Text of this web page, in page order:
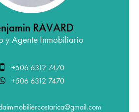
RAVARD
y Agente Inmobiliario
+506 6312 7470
+506 6312 7470